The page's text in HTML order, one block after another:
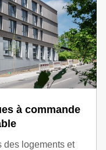
à commande
des logements et